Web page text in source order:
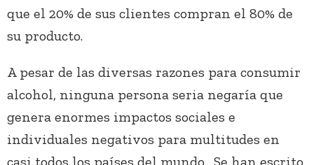
que el 20% de sus clientes compran el 80% de
su producto.
A pesar de las diversas razones para consumir
alcohol, ninguna persona seria negaría que
genera enormes impactos sociales e
individuales negativos para multitudes en